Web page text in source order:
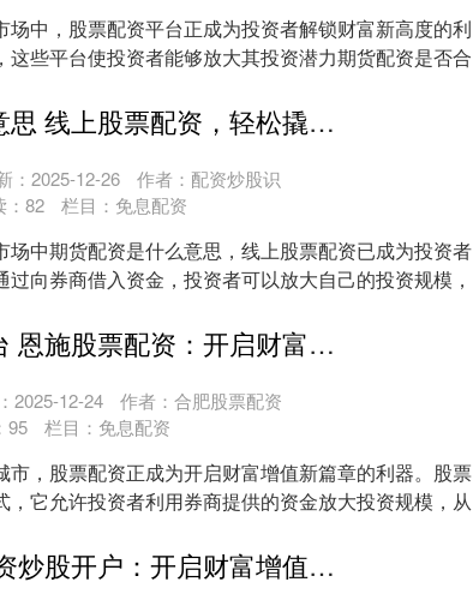
场中，股票配资平台正成为投资者解锁财富新高度的利
这些平台使投资者能够放大其投资潜力期货配资是否合
期货配资是什么意思 线上股票配资，轻松撬动财富杠杆
：2025-12-26
作者：配资炒股识
82 栏目： 免息配资
场中期货配资是什么意思，线上股票配资已成为投资者
向券商借入资金，投资者可以放大自己的投资规模，
股票配资学习平台 恩施股票配资：开启财富增值新篇章
2025-12-24
作者：合肥股票配资
95 栏目： 免息配资
市，股票配资正成为开启财富增值新篇章的利器。股票
，它允许投资者利用券商提供的资金放大投资规模，从
沈阳股票配资 配资炒股开户：开启财富增值新篇章